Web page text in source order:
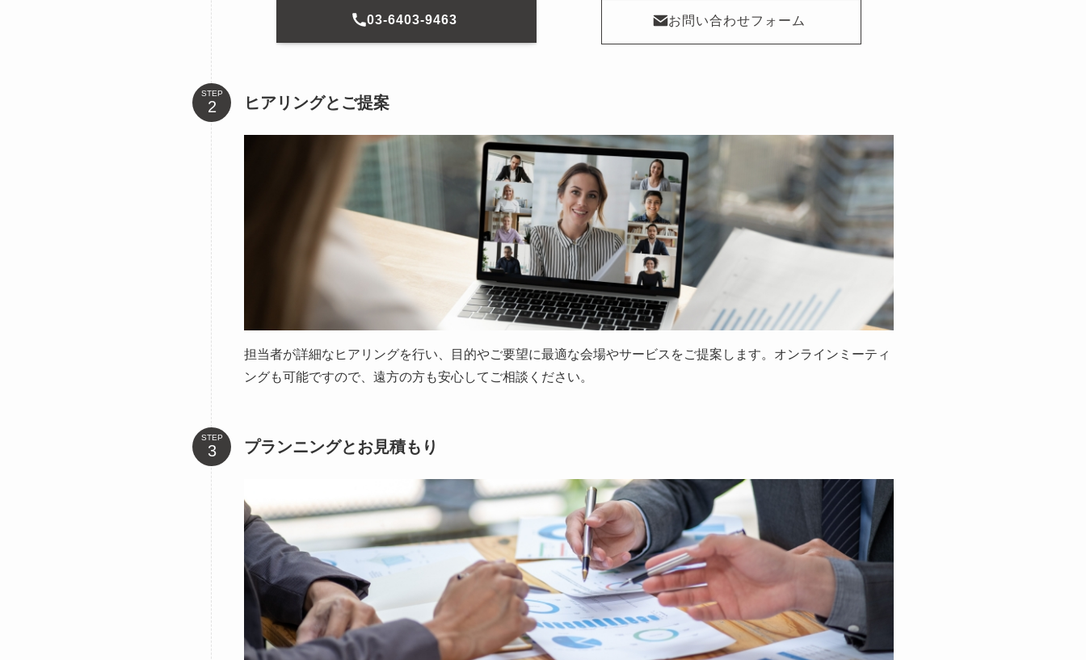
03-6403-9463 お問い合わせフォーム
STEP ヒアリングとご提案
担当者が詳細なヒアリングを行い、目的やご要望に最適な会場やサービスをご提案します。オンラインミーティ
ングも可能ですので、遠方の方も安心してご相談ください。
STEP プランニングとお見積もり